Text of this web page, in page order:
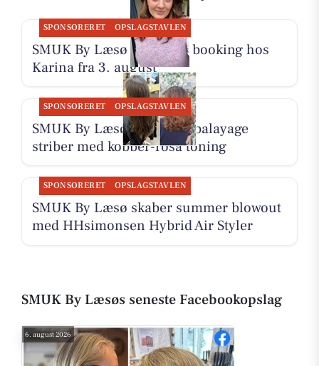
SPONSORERET OPSLAGSTAVLEN
SMUK By Læsø åbner for booking hos
Karina fra 3. august
SPONSORERET OPSLAGSTAVLEN
SMUK By Læsø laver lyse balayage
striber med kobber-rosa toning
SPONSORERET OPSLAGSTAVLEN
SMUK By Læsø skaber summer blowout
med HHsimonsen Hybrid Air Styler
SMUK By Læsøs seneste Facebookopslag
6. august 2026